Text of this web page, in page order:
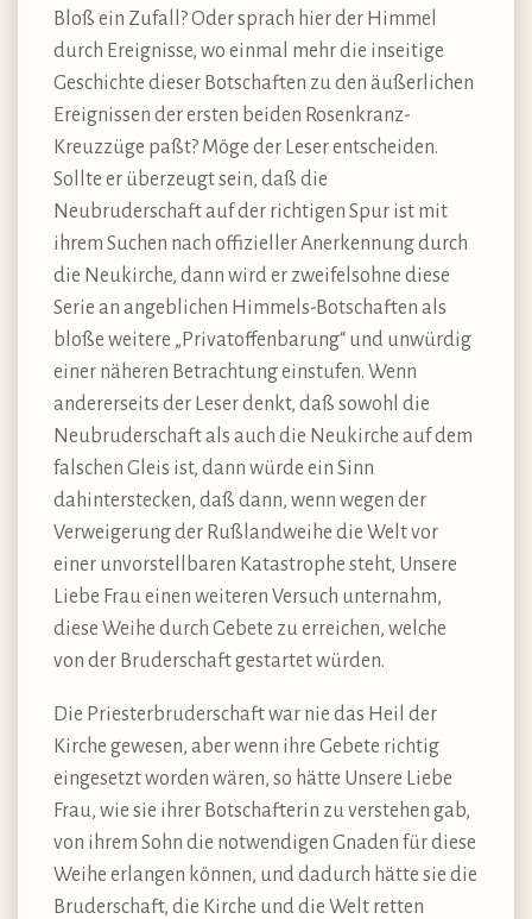
Bloß ein Zufall? Oder sprach hier der Himmel
durch Ereignisse, wo einmal mehr die inseitige
Geschichte dieser Botschaften zu den äußerlichen
Ereignissen der ersten beiden Rosenkranz-
Kreuzzüge paßt? Möge der Leser entscheiden.
Sollte er überzeugt sein, daß die
Neubruderschaft auf der richtigen Spur ist mit
ihrem Suchen nach offizieller Anerkennung durch
die Neukirche, dann wird er zweifelsohne diese
Serie an angeblichen Himmels-Botschaften als
bloße weitere „Privatoffenbarung“ und unwürdig
einer näheren Betrachtung einstufen. Wenn
andererseits der Leser denkt, daß sowohl die
Neubruderschaft als auch die Neukirche auf dem
falschen Gleis ist, dann würde ein Sinn
dahinterstecken, daß dann, wenn wegen der
Verweigerung der Rußlandweihe die Welt vor
einer unvorstellbaren Katastrophe steht, Unsere
Liebe Frau einen weiteren Versuch unternahm,
diese Weihe durch Gebete zu erreichen, welche
von der Bruderschaft gestartet würden.
Die Priesterbruderschaft war nie das Heil der
Kirche gewesen, aber wenn ihre Gebete richtig
eingesetzt worden wären, so hätte Unsere Liebe
Frau, wie sie ihrer Botschafterin zu verstehen gab,
von ihrem Sohn die notwendigen Gnaden für diese
Weihe erlangen können, und dadurch hätte sie die
Bruderschaft, die Kirche und die Welt retten